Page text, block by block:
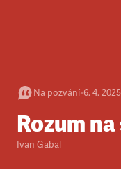
Na pozvání•6. 4. 2025
Rozum
Ivan Gabal